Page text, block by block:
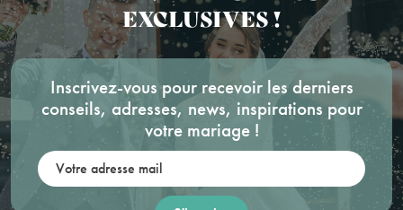
EXCLUSIVES !
Inscrivez-vous pour recevoir les derniers
conseils, adresses, news, inspirations pour
votre mariage !